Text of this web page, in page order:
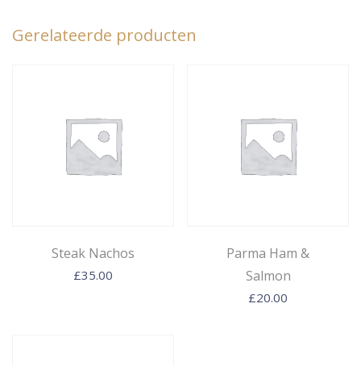
Gerelateerde producten
Steak Nachos
£35.00
Parma Ham &
Salmon
£20.00